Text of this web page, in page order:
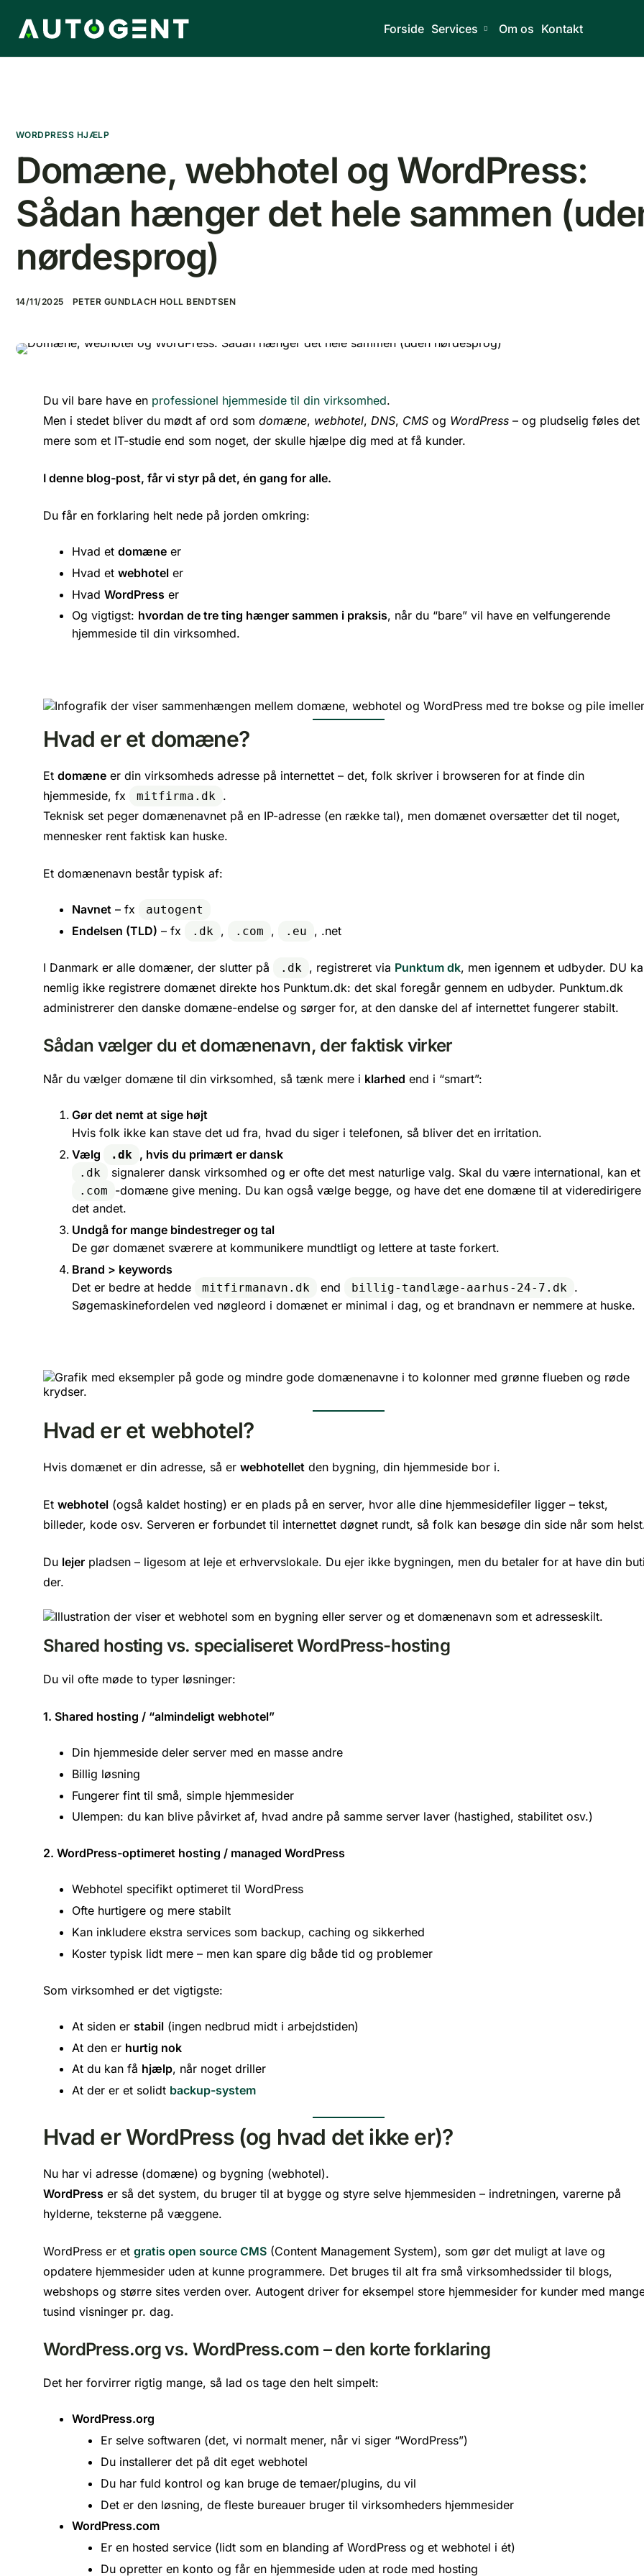
Forside Services Om os Kontakt
WORDPRESS HJÆLP
Domæne, webhotel og WordPress:
Sådan hænger det hele sammen
nørdesprog)
14/11/2025 PETER GUNDLACH HOLL BENDTSEN
Du vil bare have en professionel hjemmeside til din virksomhed.
Men i stedet bliver du mødt af ord som domæne, webhotel, DNS, CMSog WordPress– og pludselig føles det
mere som et IT-studie end som noget, der skulle hjælpe dig med at få kunder.
I denne blog-post, får vi styr på det, én gang for alle.
Du får en forklaring helt nede på jorden omkring:
Hvad et domæneer
Hvad et webhoteler
Hvad WordPresser
Og vigtigst: hvordan de tre ting hænger sammen i praksis, når du “bare” vil have en velfungerende
hjemmeside til din virksomhed.
Hvad er et domæne?
Et domæneer din virksomheds adresse på internettet – det, folk skriver i browseren for at finde din
hjemmeside, fx
mitfirma.dk
.
Teknisk set peger domænenavnet på en IP-adresse (en række tal), men domænet oversætter det til noget,
mennesker rent faktisk kan huske.
Et domænenavn består typisk af:
Navnet– fx autogent
Endelsen (TLD) – fx .dk , .com , .eu , .net
I Danmark er alle domæner, der slutter på .dk , registreret via Punktum dk, men igennem et udbyder. DU
nemlig ikke registrere domænet direkte hos Punktum.dk: det skal foregår gennem en udbyder. Punktum.dk
administrerer den danske domæne-endelse og sørger for, at den danske del af internettet fungerer stabilt.
Sådan vælger du et domænenavn, der faktisk virker
Når du vælger domæne til din virksomhed, så tænk mere i klarhed end i “smart”:
Gør det nemt at sige højt
Hvis folk ikke kan stave det ud fra, hvad du siger i telefonen, så bliver det en irritation.
Vælg
.dk , hvis du primært er dansk
.dk signalerer dansk virksomhed og er ofte det mest naturlige valg. Skal du være international, kan et
.com
-domæne give mening. Du kan også vælge begge, og have det ene domæne til at videredirigere
det andet.
Undgå for mange bindestreger og tal
De gør domænet sværere at kommunikere mundtligt og lettere at taste forkert.
Brand > keywords
Det er bedre at hedde
mitfirmanavn.dk end billig-tandlæge-aarhus-24-7.dk
.
Søgemaskinefordelen ved nøgleord i domænet er minimal i dag, og et brandnavn er nemmere at huske.
Hvad er et webhotel?
Hvis domænet er din adresse, så er webhotelletden bygning, din hjemmeside bor i.
Et webhotel(også kaldet hosting) er en plads på en server, hvor alle dine hjemmesidefiler ligger – tekst,
billeder, kode osv. Serveren er forbundet til internettet døgnet rundt, så folk kan besøge din side når som
Du lejerpladsen – ligesom at leje et erhvervslokale. Du ejer ikke bygningen, men du betaler for at have din
der.
Shared hosting vs. specialiseret WordPress-hosting
Du vil ofte møde to typer løsninger:
1. Shared hosting / “almindeligt webhotel”
Din hjemmeside deler server med en masse andre
Billig løsning
Fungerer fint til små, simple hjemmesider
Ulempen: du kan blive påvirket af, hvad andre på samme server laver (hastighed, stabilitet osv.)
2. WordPress-optimeret hosting / managed WordPress
Webhotel specifikt optimeret til WordPress
Ofte hurtigere og mere stabilt
Kan inkludere ekstra services som backup, caching og sikkerhed
Koster typisk lidt mere – men kan spare dig både tid og problemer
Som virksomhed er det vigtigste:
At siden er stabil(ingen nedbrud midt i arbejdstiden)
At den er hurtig nok
At du kan få hjælp, når noget driller
At der er et solidt backup-system
Hvad er WordPress (og hvad det ikke er)?
Nu har vi adresse (domæne) og bygning (webhotel).
WordPresser så det system, du bruger til at bygge og styre selve hjemmesiden – indretningen, varerne på
hylderne, teksterne på væggene.
WordPress er et gratis open source CMS(Content Management System), som gør det muligt at lave og
opdatere hjemmesider uden at kunne programmere. Det bruges til alt fra små virksomhedssider til blogs,
webshops og større sites verden over. Autogent driver for eksempel store hjemmesider for kunder med
tusind visninger pr. dag.
WordPress.org vs. WordPress.com – den korte forklaring
Det her forvirrer rigtig mange, så lad os tage den helt simpelt:
WordPress.org
Er selve softwaren (det, vi normalt mener, når vi siger “WordPress”)
Du installerer det på dit eget webhotel
Du har fuld kontrol og kan bruge de temaer/plugins, du vil
Det er den løsning, de fleste bureauer bruger til virksomheders hjemmesider
WordPress.com
Er en hosted service (lidt som en blanding af WordPress og et webhotel i ét)
Du opretter en konto og får en hjemmeside uden at rode med hosting